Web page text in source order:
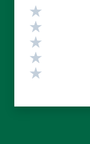
Valutazione